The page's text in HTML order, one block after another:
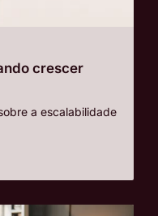
crescer
a escalabilidade